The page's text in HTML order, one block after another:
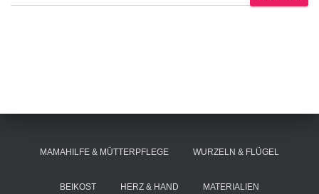
MAMAHILFE & MÜTTERPFLEGE WURZELN & FLÜGEL
BEIKOST HERZ & HAND MATERIALIEN